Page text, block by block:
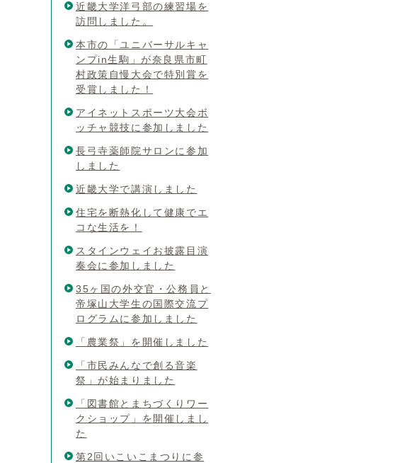
近畿大学洋弓部の練習場を
訪問しました。
本市の「ユニバーサルキャ
ンプin生駒」が奈良県市町
村政策自慢大会で特別賞を
受賞しました！
アイネットスポーツ大会ボ
ッチャ競技に参加しました
長弓寺薬師院サロンに参加
しました
近畿大学で講演しました
住宅を断熱化して健康でエ
コな生活を！
スタインウェイお披露目演
奏会に参加しました
35ヶ国の外交官・公務員と
帝塚山大学生の国際交流プ
ログラムに参加しました
「農業祭」を開催しました
「市民みんなで創る音楽
祭」が始まりました
「図書館とまちづくりワー
クショップ」を開催しまし
た
第2回いこいこまつりに参